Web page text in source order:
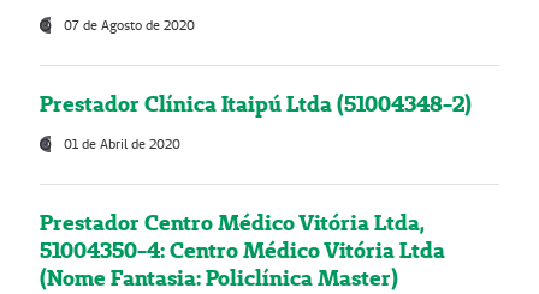
07 de Agosto de 2020
Prestador Clínica Itaipú Ltda (51004348-2)
01 de Abril de 2020
Prestador Centro Médico Vitória Ltda,
51004350-4: Centro Médico Vitória Ltda
(Nome Fantasia: Policlínica Master)